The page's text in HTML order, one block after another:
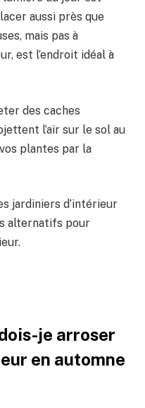
aussi près que
mais pas à
est l’endroit idéal à
des caches
l’air sur le sol au
plantes par la
jardiniers d’intérieur
alternatifs pour
je arroser
en automne